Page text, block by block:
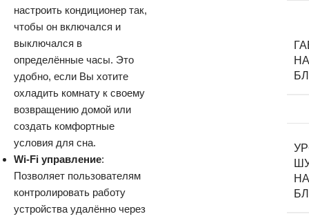
настроить кондиционер так,
чтобы он включался и
выключался в
определённые часы. Это
удобно, если Вы хотите
охладить комнату к своему
возвращению домой или
создать комфортные
условия для сна.
Wi-Fi управление:
Позволяет пользователям
контролировать работу
устройства удалённо через